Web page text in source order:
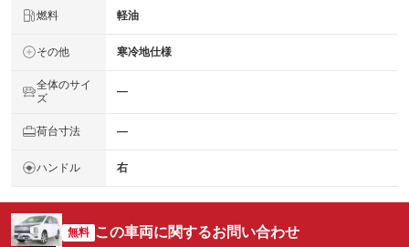
燃料 軽油
その他 寒冷地仕様
全体のサイ
ズ
―
荷台寸法 ―
ハンドル 右
無料 この車両に関するお問い合わせ